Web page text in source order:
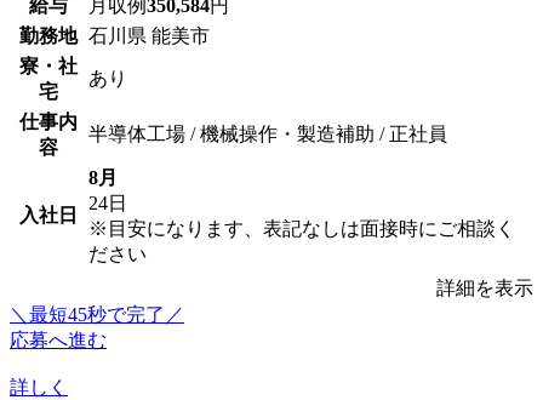
給与 月収例350,584円
勤務地 石川県 能美市
寮・社
宅
あり
仕事内
容
半導体工場 / 機械操作・製造補助 / 正社員
入社日
8月
24日
※目安になります、表記なしは面接時にご相談く
ださい
詳細を表示
＼最短45秒で完了／
応募へ進む
詳しく